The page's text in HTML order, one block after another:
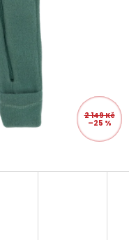
2 149 Kč
–25 %